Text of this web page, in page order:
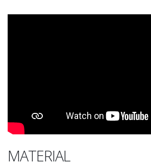
esto en medio de aguas cristalinas y una
que te sumerjas con nosotros para descubrir
jornada de pesca desde playa a spinning con
MATERIAL